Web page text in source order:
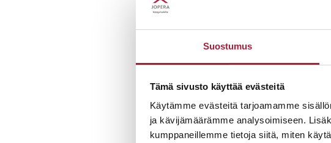
Suostumus
Tämä sivusto käyttää evästeitä
Käytämme evästeitä tarjoamamme
ja kävijämäärämme analysoimiseen.
kumppaneillemme tietoja siitä, miten